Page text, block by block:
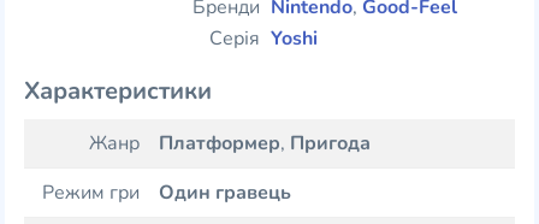
Бренди Nintendo, Good-Feel
Серія Yoshi
Характеристики
Жанр Платформер, Пригода
Режим гри
Один гравець